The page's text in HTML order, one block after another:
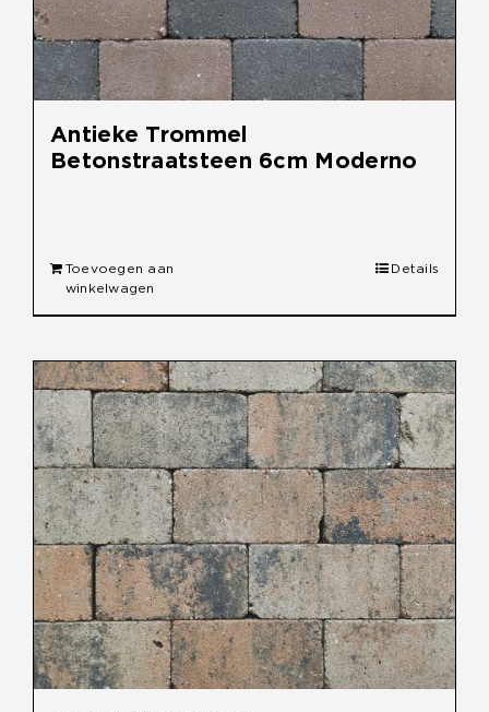
Antieke Trommel
Betonstraatsteen 6cm Moderno
Toevoegen aan
winkelwagen
Details